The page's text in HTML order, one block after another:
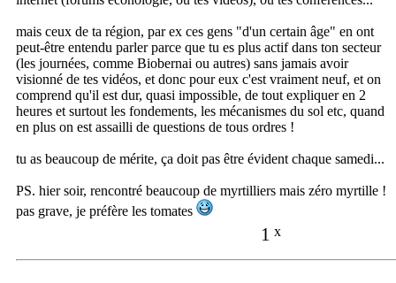
mais ceux de ta région, par ex ces gens "d'un certain âge" en ont
peut-être entendu parler parce que tu es plus actif dans ton secteur
(les journées, comme Biobernai ou autres) sans jamais avoir
visionné de tes vidéos, et donc pour eux c'est vraiment neuf, et on
comprend qu'il est dur, quasi impossible, de tout expliquer en 2
heures et surtout les fondements, les mécanismes du sol etc, quand
en plus on est assailli de questions de tous ordres !
tu as beaucoup de mérite, ça doit pas être évident chaque samedi...
PS. hier soir, rencontré beaucoup de myrtilliers mais zéro myrtille !
pas grave, je préfère les tomates
1 x